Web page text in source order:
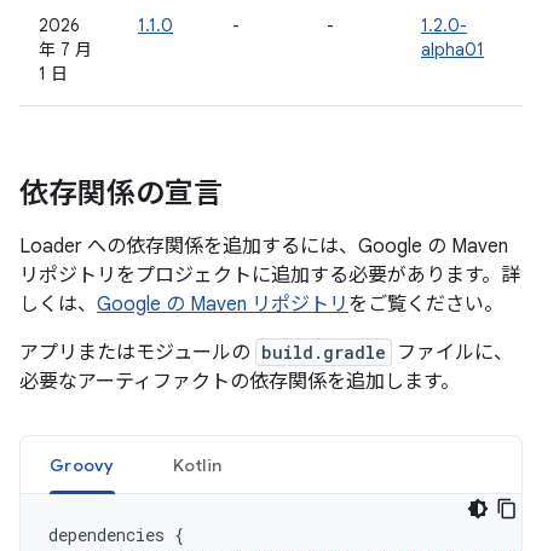
2026
年 7 月
1 日
1.1.0 - -
1.2.0-
alpha01
依存関係の宣言
Loader への依存関係を追加するには、Google の Maven
リポジトリをプロジェクトに追加する必要があります。詳
しくは、 Google の Maven リポジトリ をご覧ください。
アプリまたはモジュールの build.gradle
ファイルに、
必要なアーティファクトの依存関係を追加します。
Groovy Kotlin
dependencies {